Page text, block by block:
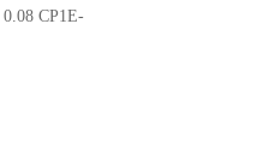
CP1E-